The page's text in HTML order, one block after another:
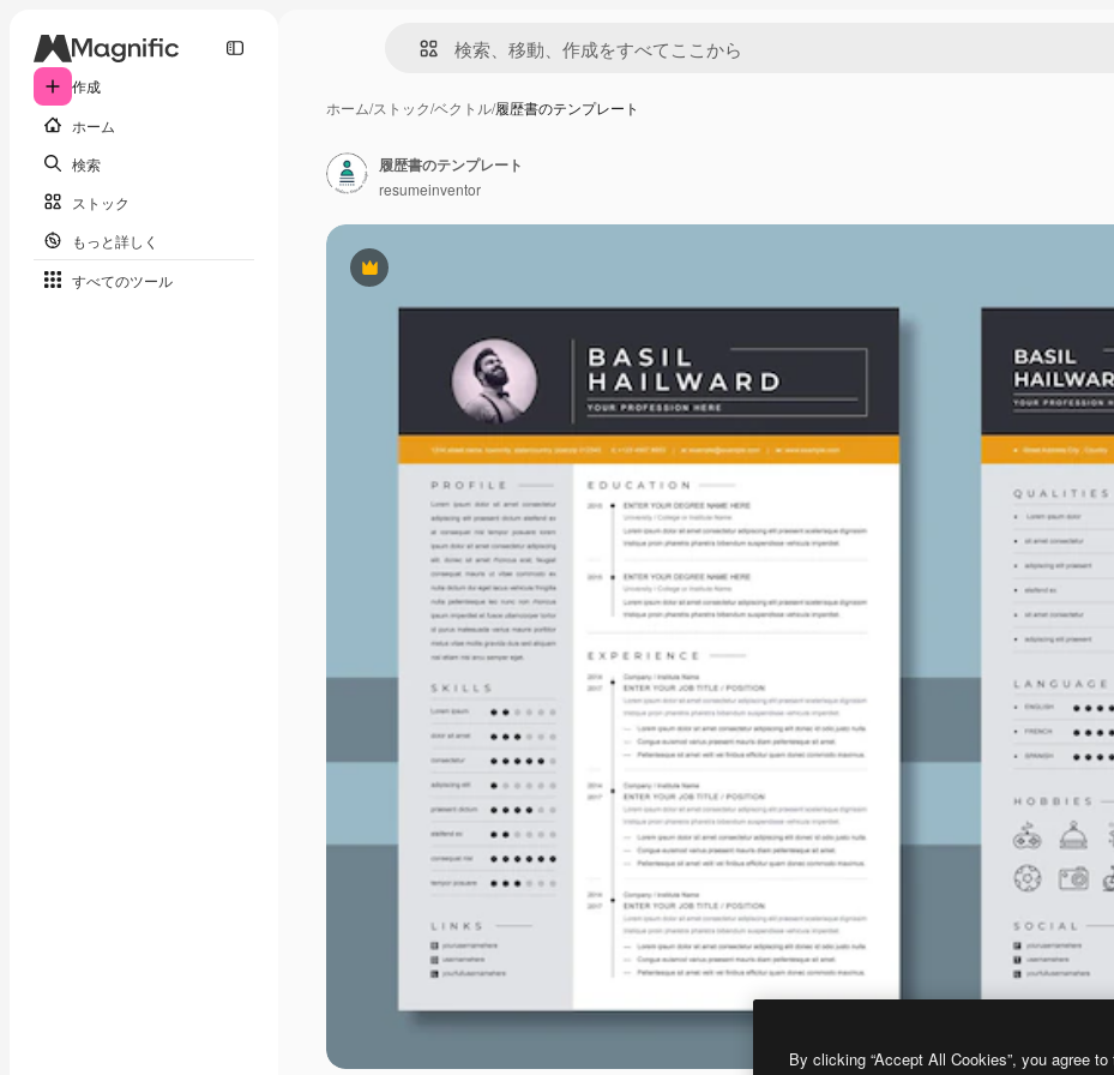
作成
ホーム
検索
ストック
もっと詳しく
すべてのツール
ホーム/ストック/ベクトル/履歴書のテンプレート
Premium
履歴書のテンプレート
resumeinventor
By clicking “Accept All Cookies”, you agree